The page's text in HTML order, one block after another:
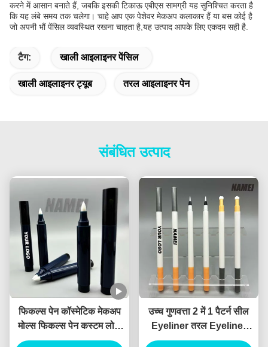
करने में आसान बनाते हैं, जबकि इसकी टिकाऊ एबीएस सामग्री यह सुनिश्चित करता है
कि यह लंबे समय तक चलेगा। चाहे आप एक पेशेवर मेकअप कलाकार हैं या बस कोई है
जो अपनी भौं पेंसिल व्यवस्थित रखना चाहता है,यह उत्पाद आपके लिए एकदम सही है.
टैग: खाली आइलाइनर पेंसिल
खाली आइलाइनर ट्यूब तरल आइलाइनर पेन
संबंधित उत्पाद
फिकल्स पेन कॉस्मेटिक मेकअप
मोल्स फिकल्स पेन कस्टम लोगो
OEM थोक फिकल्स पेन कंटेनर
उच्च गुणवत्ता 2 में 1 पैटर्न सील
Eyeliner तरल Eyeliner
कॉस्मेटिक Eyeliner पैकेजिंग